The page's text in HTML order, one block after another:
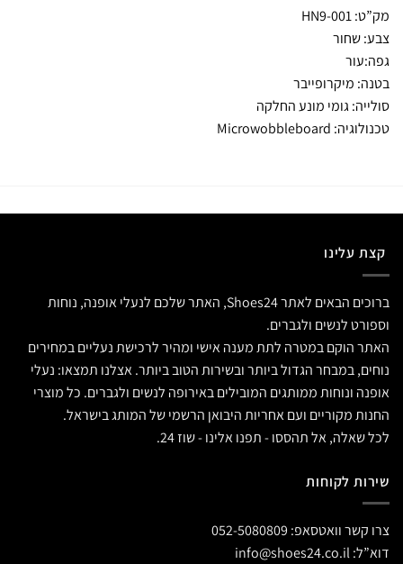
מק”ט: HN9-001
צבע: שחור
גפה:עור
בטנה: מיקרופייבר
סולייה: גומי מונע החלקה
טכנולוגיה: Microwobbleboard
קצת עלינו
ברוכים הבאים לאתר Shoes24, האתר שלכם לנעלי אופנה, נוחות
וספורט לנשים ולגברים.
האתר הוקם במטרה לתת מענה אישי ומהיר לרכישת נעליים במחירים
נוחים, במבחר הגדול ביותר ובשירות הטוב ביותר. אצלנו תמצאו: נעלי
אופנה ונוחות ממותגים המובילים באירופה לנשים ולגברים. כל מוצרי
החנות מקוריים ועם אחריות היבואן הרשמי של המותג בישראל.
לכל שאלה, אל תהססו - תפנו אלינו - שוז 24.
שירות לקוחות
צרו קשר וואטסאפ: 052-5080809
דוא”ל: